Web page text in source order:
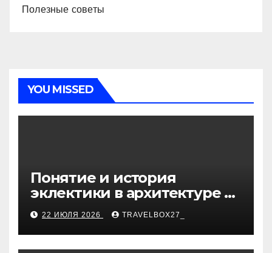
Полезные советы
YOU MISSED
Понятие и история
эклектики в архитектуре и
дизайне интерьеров
22 ИЮЛЯ 2026 TRAVELBOX27_